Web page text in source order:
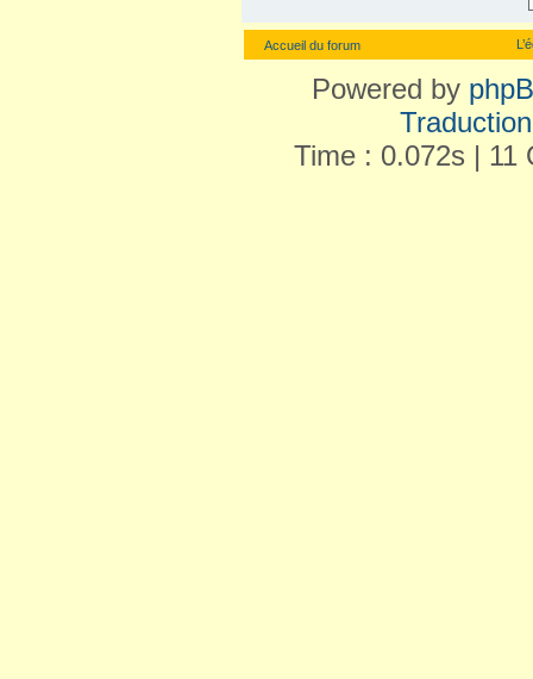
Accueil du forum
Powered by
Time : 0.072s | 11